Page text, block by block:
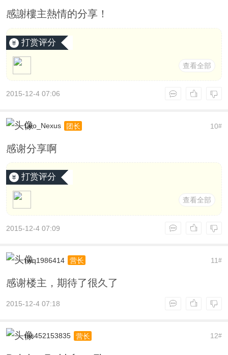
感謝樓主熱情的分享！
打赏评分
查看全部
2015-12-4 07:06
10#
Leo_Nexus 团长
感谢分享啊
打赏评分
查看全部
2015-12-4 07:09
11#
rwq1986414 营长
感谢楼主，期待了很久了
2015-12-4 07:18
12#
ms452153835 营长